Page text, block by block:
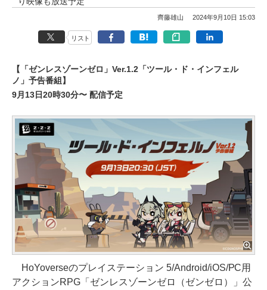
齊藤雄山 2024年9月10日 15:03
リスト
【「ゼンレスゾーンゼロ」Ver.1.2「ツール・ド・インフェル
ノ」予告番組】
9月13日20時30分〜 配信予定
HoYoverseのプレイステーション 5/Android/iOS/PC用
アクションRPG「ゼンレスゾーンゼロ（ゼンゼロ）」公